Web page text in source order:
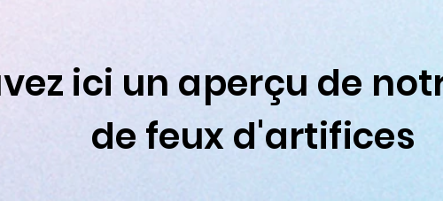
ici un aperçu de
de feux d'artifices